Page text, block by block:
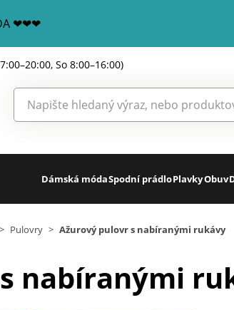
❤❤❤
So 8:00–16:00)
Dámská módaSpodní prádloPlavkyObuv
> Pulovry > Ažurový pulovr s nabíranými rukávy
nabíranými